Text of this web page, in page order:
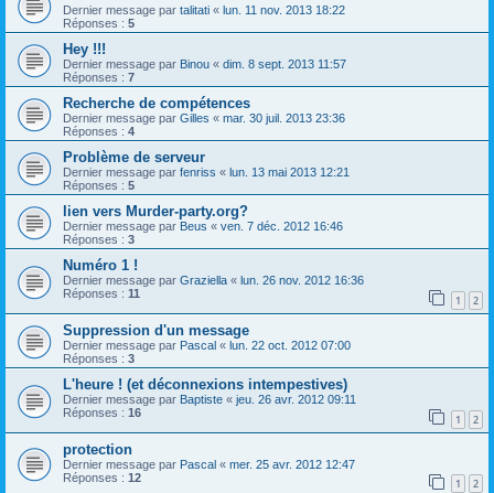
Dernier message par talitati « lun. 11 nov. 2013 18:22
Réponses : 5
Hey !!!
Dernier message par Binou « dim. 8 sept. 2013 11:57
Réponses : 7
Recherche de compétences
Dernier message par Gilles « mar. 30 juil. 2013 23:36
Réponses : 4
Problème de serveur
Dernier message par fenriss « lun. 13 mai 2013 12:21
Réponses : 5
lien vers Murder-party.org?
Dernier message par Beus « ven. 7 déc. 2012 16:46
Réponses : 3
Numéro 1 !
Dernier message par Graziella « lun. 26 nov. 2012 16:36
Réponses : 11 1 2
Suppression d'un message
Dernier message par Pascal « lun. 22 oct. 2012 07:00
Réponses : 3
L'heure ! (et déconnexions intempestives)
Dernier message par Baptiste « jeu. 26 avr. 2012 09:11
Réponses : 16 1 2
protection
Dernier message par Pascal « mer. 25 avr. 2012 12:47
Réponses : 12 1 2